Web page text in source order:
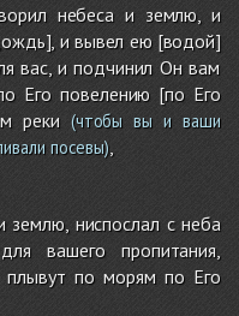
небеса и землю, и
и вывел ею [водой]
вас, и подчинил Он вам
Его повелению [по Его
реки(чтобы вы и ваши
посевы)
землю, ниспослал с неба
вашего пропитания,
плывут по морям по Его